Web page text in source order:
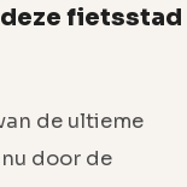
fietsstad
de ultieme
door de